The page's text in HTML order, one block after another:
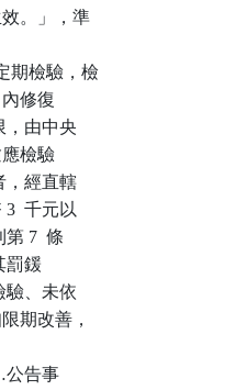
。」，準
期檢驗，檢
內修復
，由中央
應檢驗
，經直轄
千元以
7  條
罰鍰
驗、未依
期改善，
公告事